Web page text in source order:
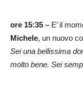
ore 15:35 – E’ il
Michele, un nuovo
Sei una bellissima
molto bene. Sei